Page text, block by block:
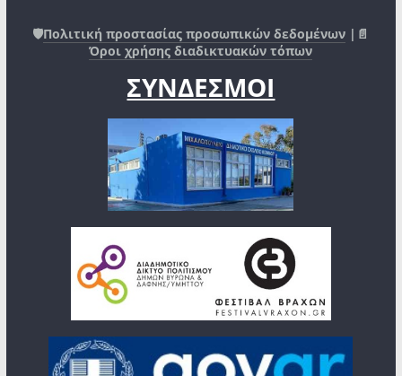
🛡️Πολιτική προστασίας προσωπικών δεδομένων |📄
Όροι χρήσης διαδικτυακών τόπων
ΣΥΝΔΕΣΜΟΙ